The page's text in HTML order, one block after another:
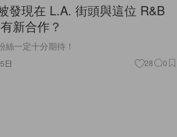
發現在 L.A. 街頭與這位 R&B
新合作？
一定十分期待！
日 28 0